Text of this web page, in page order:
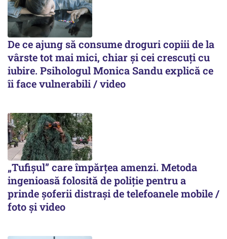
De ce ajung să consume droguri copiii de la
vârste tot mai mici, chiar și cei crescuți cu
iubire. Psihologul Monica Sandu explică ce
îi face vulnerabili / video
„Tufișul” care împărțea amenzi. Metoda
ingenioasă folosită de poliție pentru a
prinde șoferii distrași de telefoanele mobile /
foto și video